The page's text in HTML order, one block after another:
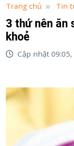
Trang chủ Tin
phổi trẻ khoẻ
3 thứ nên ăn
khoẻ
Cập nhật